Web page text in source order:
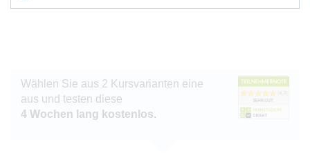
Wählen Sie aus 2 Kursvarianten eine
aus und testen diese
4 Wochen lang kostenlos.